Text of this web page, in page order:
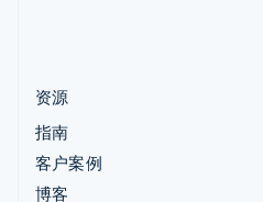
资源
指南
客户案例
博客